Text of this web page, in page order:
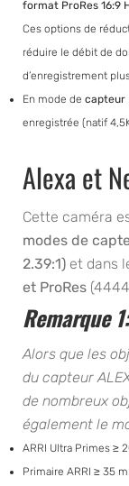
format ProRes 16:9
Ces options de
réduire le débit de
d’enregistrement
En mode de capteur
enregistrée (natif
Alexa et
Cette caméra
modes de
2.39:1) et dans
et ProRes
Remarque 1
Alors que les
du capteur
de nombreux
également le
ARRI Ultra Primes ≥
Primaire ARRI ≥ 35